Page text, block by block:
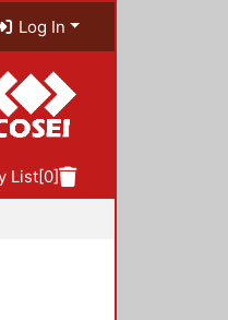
Log In
List[0]